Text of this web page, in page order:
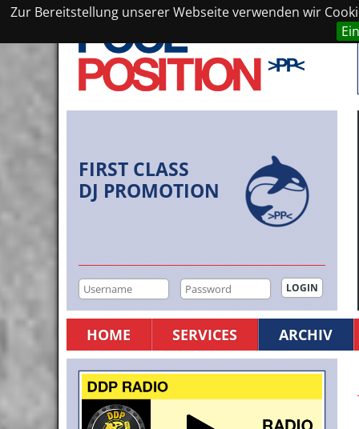
Zur Bereitstellung unserer Webseite verwenden wir
FIRST CLASS
DJ PROMOTION
HOME SERVICES ARCHIV